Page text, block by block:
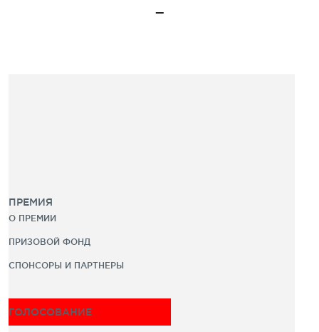
ПРЕМИЯ
О ПРЕМИИ
ПРИЗОВОЙ ФОНД
СПОНСОРЫ И ПАРТНЕРЫ
ГОЛОСОВАНИЕ